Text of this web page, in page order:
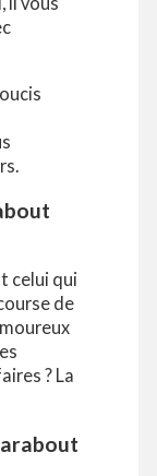
celui qui
de
? La